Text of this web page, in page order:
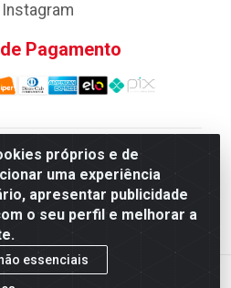
próprios e de
uma experiência
apresentar publicidade
o seu perfil e melhorar a
essenciais
Instagram
Pagamento
Pereira Queiroz Comercio e
Qi 10 Lotes 39 e, 41 - Setor
Brasília/DF - CEP 72.135-100 -
0001-80